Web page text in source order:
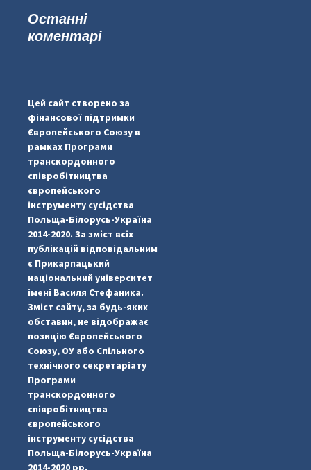
#PipIvanToday
Останні
коментарі
Цей сайт створено за
фінансової підтримки
Європейського Союзу в
рамках Програми
транскордонного
співробітництва
європейського
інструменту сусідства
Польща-Білорусь-Україна
2014-2020. За зміст всіх
публікацій відповідальним
є Прикарпацький
національний університет
імені Василя Стефаника.
Зміст сайту, за будь-яких
обставин, не відображає
позицію Європейського
Союзу, ОУ або Спільного
технічного секретаріату
Програми
транскордонного
співробітництва
європейського
інструменту сусідства
Польща-Білорусь-Україна
2014-2020 рр.